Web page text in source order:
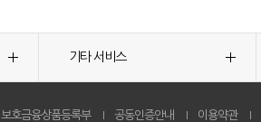
기타 서비스
보호금융상품등록부 공동인증안내 이용약관